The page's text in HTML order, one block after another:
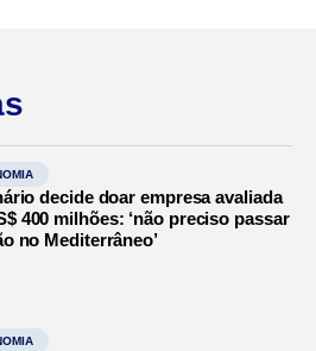
decide doar empresa avaliada
400 milhões: ‘não preciso passar
no Mediterrâneo’